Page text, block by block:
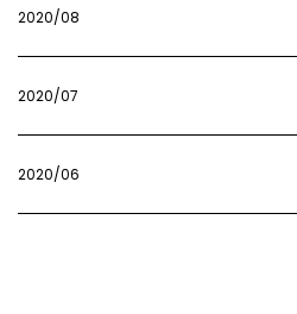
2020/08
2020/07
2020/06